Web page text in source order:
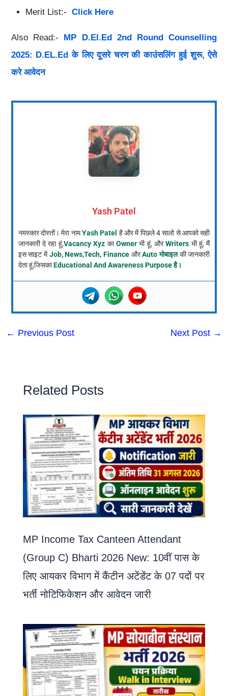
Merit List:- Click Here
Also Read:- MP D.El.Ed 2nd Round Counselling
2025: D.EL.Ed के लिए दूसरे चरण की काउंसलिंग हुई शुरू, ऐसे
करे आवेदन
Yash Patel
नमस्कार दोस्तों। मेरा नामYash Patel है और में पिछले 4 सालो से आपको सही
जानकारी दे रहा हूं,Vacancy Xyz काOwnerभी हूं, औरWriters भी हूं, मैं
इस साइट मेंJob, News,Tech, Finance औरAuto मोबाइलकी जानकारी
देता हूं,जिसकाEducational And Awareness Purpose है।
← Previous Post Next Post →
Related Posts
MP Income Tax Canteen Attendant
(Group C) Bharti 2026 New: 10वीं पास के
लिए आयकर विभाग में कैंटीन अटेंडेंट के 07 पदों पर
भर्ती नोटिफिकेशन और आवेदन जारी